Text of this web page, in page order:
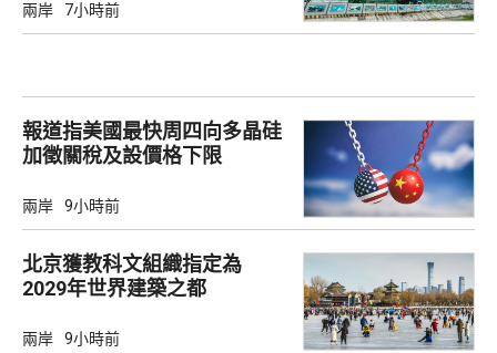
兩岸 7小時前
報道指美國最快周四向多晶硅
加徵關稅及設價格下限
兩岸 9小時前
北京獲教科文組織指定為
2029年世界建築之都
兩岸 9小時前